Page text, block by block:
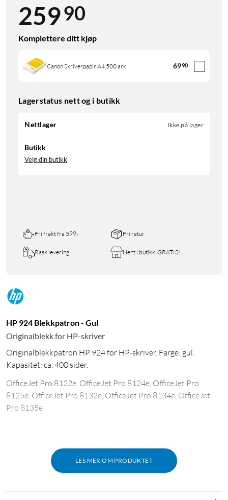
25990
Komplettere ditt kjøp
Canon Skriverpapir A4 500 ark 6990
Lagerstatus nett og i butikk
Nettlager Ikke på lager
Butikk
Velg din butikk
Fri frakt fra 599,- Fri retur
Rask levering Hent i butikk, GRATIS!
HP 924 Blekkpatron - Gul
Originalblekk for HP-skriver
Originalblekkpatron HP 924 for HP-skriver. Farge: gul.
Kapasitet: ca. 400 sider.
LES MER OM PRODUKTET
OfficeJet Pro 8122e, OfficeJet Pro 8124e, OfficeJet Pro
8125e, OfficeJet Pro 8132e, OfficeJet Pro 8134e, OfficeJet
Pro 8135e